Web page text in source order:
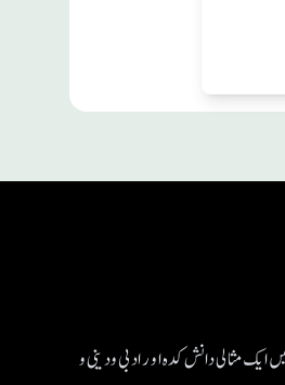
ایک مثالی دانش کدہ اور ادبی ودینی و